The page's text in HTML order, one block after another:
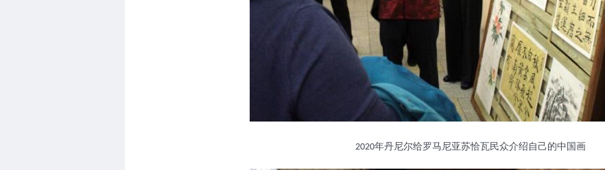
2020年丹尼尔给罗马尼亚苏恰瓦民众介绍自己的中国画